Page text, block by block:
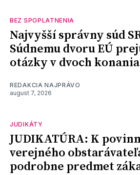
BEZ SPOPLATNENIA
Najvyšší správny súd
Súdnemu dvoru EÚ
otázky v dvoch
REDAKCIA NAJPRÁVO
august 7, 2026
JUDIKÁTY
JUDIKATÚRA: K
verejného
podrobne predmet